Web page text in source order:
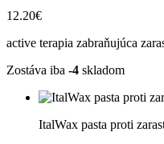
12.20€
active terapia zabraňujúca
Zostáva iba -4 skladom
ItalWax pasta proti